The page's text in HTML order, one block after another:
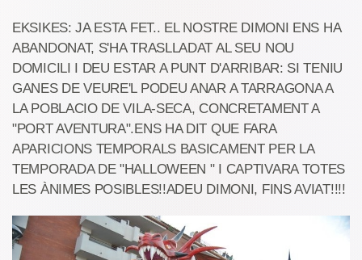
EKSIKES: JA ESTA FET.. EL NOSTRE DIMONI ENS HA
ABANDONAT, S'HA TRASLLADAT AL SEU NOU
DOMICILI I DEU ESTAR A PUNT D'ARRIBAR: SI TENIU
GANES DE VEURE'L PODEU ANAR A TARRAGONA A
LA POBLACIO DE VILA-SECA, CONCRETAMENT A
"PORT AVENTURA".ENS HA DIT QUE FARA
APARICIONS TEMPORALS BASICAMENT PER LA
TEMPORADA DE "HALLOWEEN " I CAPTIVARA TOTES
LES ÀNIMES POSIBLES!!ADEU DIMONI, FINS AVIAT!!!!